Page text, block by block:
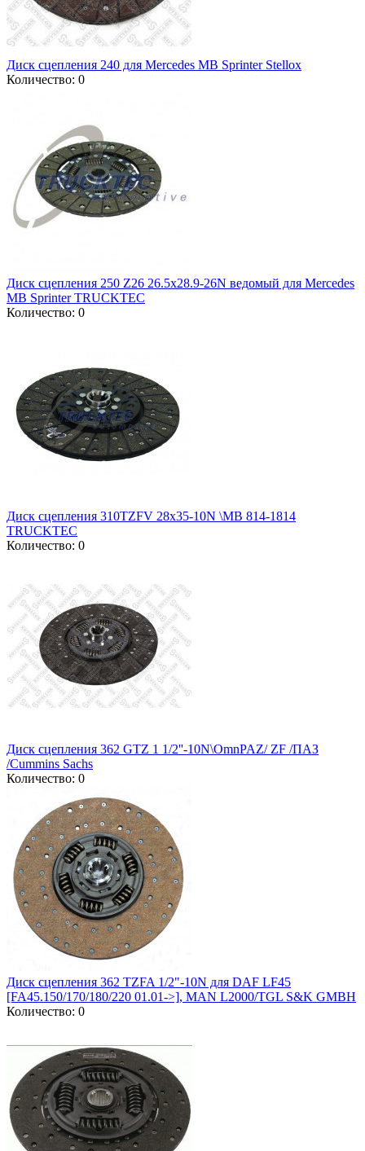
Диск сцепления 240 для Mercedes MB Sprinter Stellox
Количество: 0
Диск сцепления 250 Z26 26.5x28.9-26N ведомый для Mercedes
MB Sprinter TRUCKTEC
Количество: 0
Диск сцепления 310TZFV 28x35-10N \MB 814-1814
TRUCKTEC
Количество: 0
Диск сцепления 362 GTZ 1 1/2''-10N\OmnPAZ/ ZF /ПАЗ
/Cummins Sachs
Количество: 0
Диск сцепления 362 TZFA 1/2"-10N для DAF LF45
[FA45.150/170/180/220 01.01->], MAN L2000/TGL S&K GMBH
Количество: 0